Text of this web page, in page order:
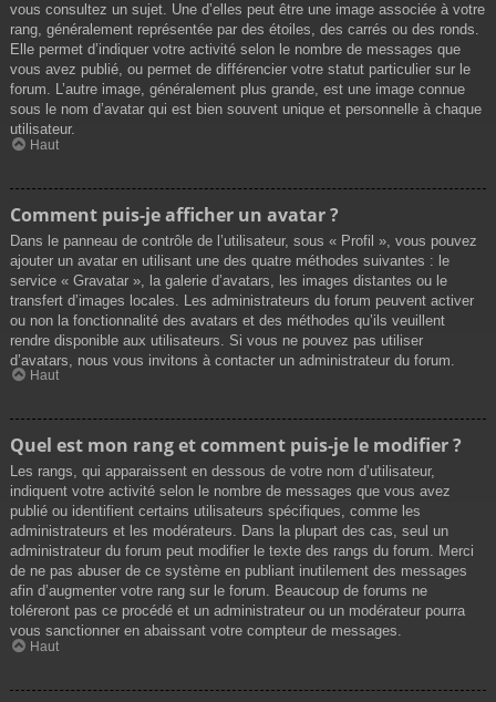
vous consultez un sujet. Une d’elles peut être une image associée à votre
rang, généralement représentée par des étoiles, des carrés ou des ronds.
Elle permet d’indiquer votre activité selon le nombre de messages que
vous avez publié, ou permet de différencier votre statut particulier sur le
forum. L’autre image, généralement plus grande, est une image connue
sous le nom d’avatar qui est bien souvent unique et personnelle à chaque
utilisateur.
Haut
Comment puis-je afficher un avatar ?
Dans le panneau de contrôle de l’utilisateur, sous « Profil », vous pouvez
ajouter un avatar en utilisant une des quatre méthodes suivantes : le
service « Gravatar », la galerie d’avatars, les images distantes ou le
transfert d’images locales. Les administrateurs du forum peuvent activer
ou non la fonctionnalité des avatars et des méthodes qu’ils veuillent
rendre disponible aux utilisateurs. Si vous ne pouvez pas utiliser
d’avatars, nous vous invitons à contacter un administrateur du forum.
Haut
Quel est mon rang et comment puis-je le modifier ?
Les rangs, qui apparaissent en dessous de votre nom d’utilisateur,
indiquent votre activité selon le nombre de messages que vous avez
publié ou identifient certains utilisateurs spécifiques, comme les
administrateurs et les modérateurs. Dans la plupart des cas, seul un
administrateur du forum peut modifier le texte des rangs du forum. Merci
de ne pas abuser de ce système en publiant inutilement des messages
afin d’augmenter votre rang sur le forum. Beaucoup de forums ne
toléreront pas ce procédé et un administrateur ou un modérateur pourra
vous sanctionner en abaissant votre compteur de messages.
Haut